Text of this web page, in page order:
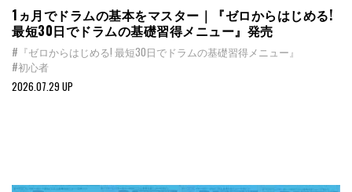
1ヵ月でドラムの基本をマスター｜『ゼロからはじめる!
最短30日でドラムの基礎習得メニュー』発売
#『ゼロからはじめる! 最短30日でドラムの基礎習得メニュー』
#初心者
2026.07.29 UP